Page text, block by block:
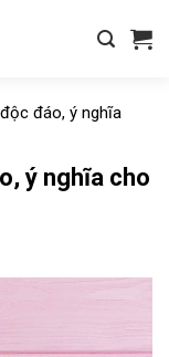
đáo, ý nghĩa
ý nghĩa cho